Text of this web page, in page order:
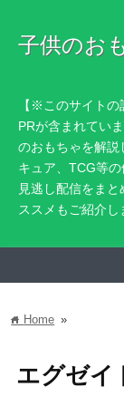
子供のお
【※このサイト
PRが含まれてい
のおもちゃを解説
キュア、TCG等
見逃し配信をま
ススメもご紹介し
home Home »
エグゼイ